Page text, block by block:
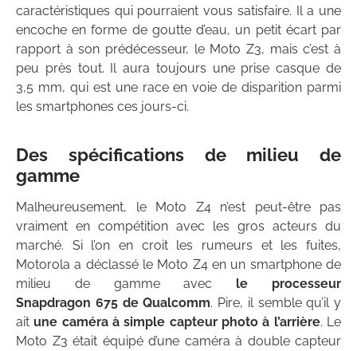
caractéristiques qui pourraient vous satisfaire. Il a une
encoche en forme de goutte d’eau, un petit écart par
rapport à son prédécesseur, le Moto Z3, mais c’est à
peu près tout. Il aura toujours une prise casque de
3,5 mm, qui est une race en voie de disparition parmi
les smartphones ces jours-ci.
Des spécifications de milieu de
gamme
Malheureusement, le Moto Z4 n’est peut-être pas
vraiment en compétition avec les gros acteurs du
marché. Si l’on en croit les rumeurs et les fuites,
Motorola a déclassé le Moto Z4 en un smartphone de
milieu de gamme avec le processeur
Snapdragon 675 de Qualcomm. Pire, il semble qu’il y
ait une caméra à simple capteur photo à l’arrière. Le
Moto Z3 était équipé d’une caméra à double capteur